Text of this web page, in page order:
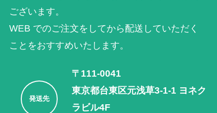
ございます。
WEB でのご注⽂をしてから配送していただく
ことをおすすめいたします。
発送先
〒111-0041
東京都台東区元浅草3-1-1 ヨネク
ラビル4F